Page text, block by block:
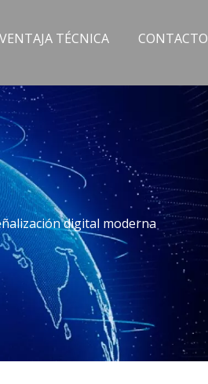
VENTAJA TÉCNICA CONTACTO
digital moderna